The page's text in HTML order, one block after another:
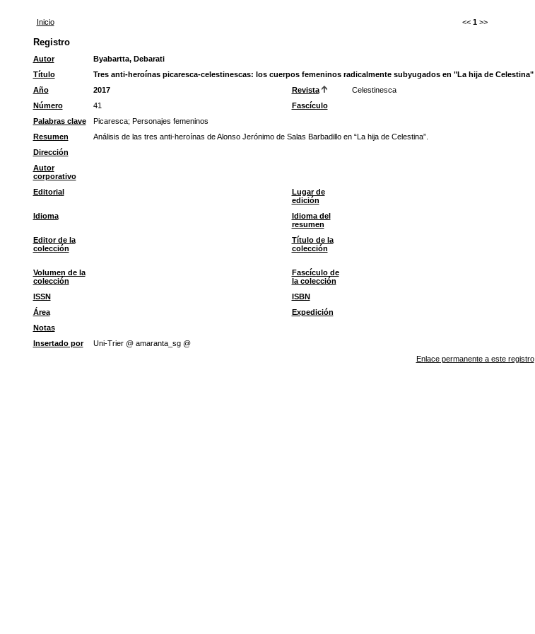
Inicio << 1 >>
Registro
Autor
Byabartta, Debarati
Título
Tres anti-heroínas picaresca-celestinescas: los cuerpos femeninos radicalmente subyugados en "La hija de Celestina"
Año
2017 Revista Celestinesca
Número
41 Fascículo
Palabras clave
Picaresca; Personajes femeninos
Resumen
Análisis de las tres anti-heroínas de Alonso Jerónimo de Salas Barbadillo en “La hija de Celestina”.
Dirección
Autor
corporativo
Editorial
Lugar de
edición
Idioma
Idioma del
resumen
Editor de la
colección
Título de la
colección
Volumen de la
colección
Fascículo de
la colección
ISSN ISBN
Área
Expedición
Notas
Insertado por
Uni-Trier @ amaranta_sg @
Enlace permanente a este registro